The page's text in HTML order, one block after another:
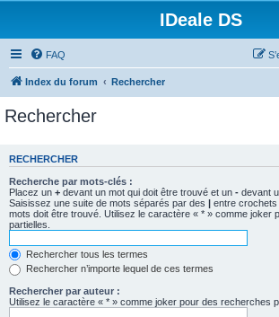
IDeale DS
FAQ
Index du forum Rechercher
Rechercher
RECHERCHER
Recherche par mots-clés :
Placez un + devant un mot qui doit être trouvé et un - devant
Saisissez une suite de mots séparés par des | entre crochets
mots doit être trouvé. Utilisez le caractère « * » comme joker
partielles.
Rechercher tous les termes
Rechercher n’importe lequel de ces termes
Rechercher par auteur :
Utilisez le caractère « * » comme joker pour des recherches